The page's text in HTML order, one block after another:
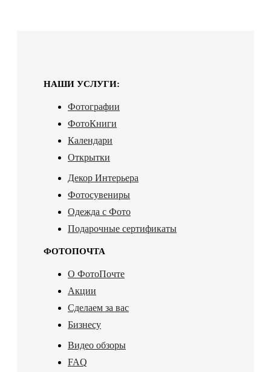
НАШИ УСЛУГИ:
Фотографии
ФотоКниги
Календари
Открытки
Декор Интерьера
Фотосувениры
Одежда с Фото
Подарочные сертификаты
ФОТОПОЧТА
О ФотоПочте
Акции
Сделаем за вас
Бизнесу
Видео обзоры
FAQ